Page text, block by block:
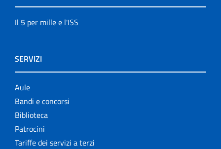
Il 5 per mille e l'ISS
SERVIZI
Aule
Bandi e concorsi
Biblioteca
Patrocini
Tariffe dei servizi a terzi